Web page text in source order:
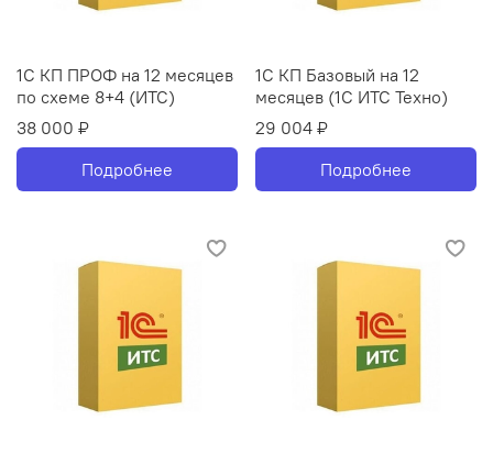
1С КП ПРОФ на 12 месяцев
по схеме 8+4 (ИТС)
38 000 ₽
Подробнее
1С КП Базовый на 12
месяцев (1С ИТС Техно)
29 004 ₽
Подробнее